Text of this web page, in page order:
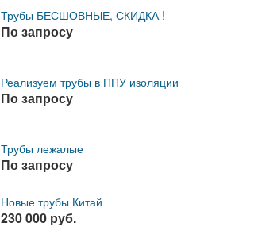
Трубы БЕСШОВНЫЕ, СКИДКА !
По запросу
Реализуем трубы в ППУ изоляции
По запросу
Трубы лежалые
По запросу
Новые трубы Китай
230 000 руб.